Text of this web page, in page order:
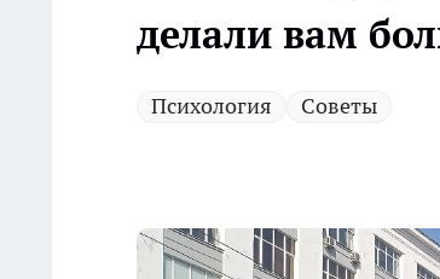
делали вам
Психология Советы